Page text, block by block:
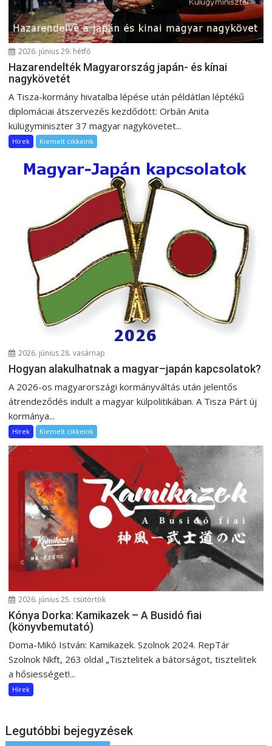
ó
2026. június 29. hétfő
Hazarendelték Magyarország japán- és kínai
nagykövetét
A Tisza-kormány hivatalba lépése után példátlan léptékű
diplomáciai átszervezés kezdődött: Orbán Anita
külügyminiszter 37 magyar nagykövetet...
Hírek Kiemelt cikkeink
2026. június 28. vasárnap
Hogyan alakulhatnak a magyar–japán kapcsolatok?
A 2026-os magyarországi kormányváltás után jelentős
átrendeződés indult a magyar külpolitikában. A Tisza Párt új
kormánya...
Hírek Kiemelt cikkeink
2026. június 25. csütörtök
Kónya Dorka: Kamikazek – A Busidó fiai
(könyvbemutató)
Doma-Mikó István: Kamikazek. Szolnok 2024. RepTár
Szolnok Nkft, 263 oldal „Tisztelitek a bátorságot, tisztelitek
a hősiességet!...
Hírek
Legutóbbi bejegyzések